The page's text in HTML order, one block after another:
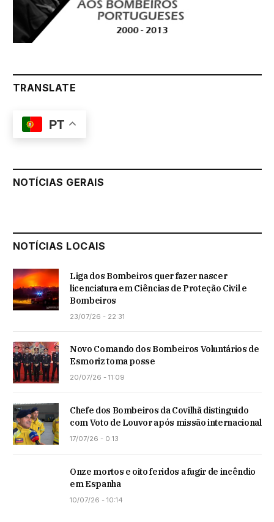
TRANSLATE
PT
NOTÍCIAS GERAIS
NOTÍCIAS LOCAIS
Liga dos Bombeiros quer fazer nascer
licenciatura em Ciências de Proteção Civil e
Bombeiros
23/07/26 - 22:31
Novo Comando dos Bombeiros Voluntários de
Esmoriz toma posse
20/07/26 - 11:09
Chefe dos Bombeiros da Covilhã distinguido
com Voto de Louvor após missão internacional
17/07/26 - 0:13
Onze mortos e oito feridos a fugir de incêndio
em Espanha
10/07/26 - 10:14